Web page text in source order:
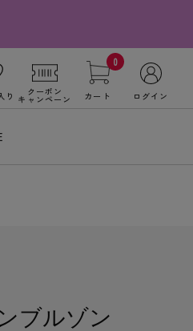
り クーポン
キャンペーン
0
カート ログイン
ブルゾン